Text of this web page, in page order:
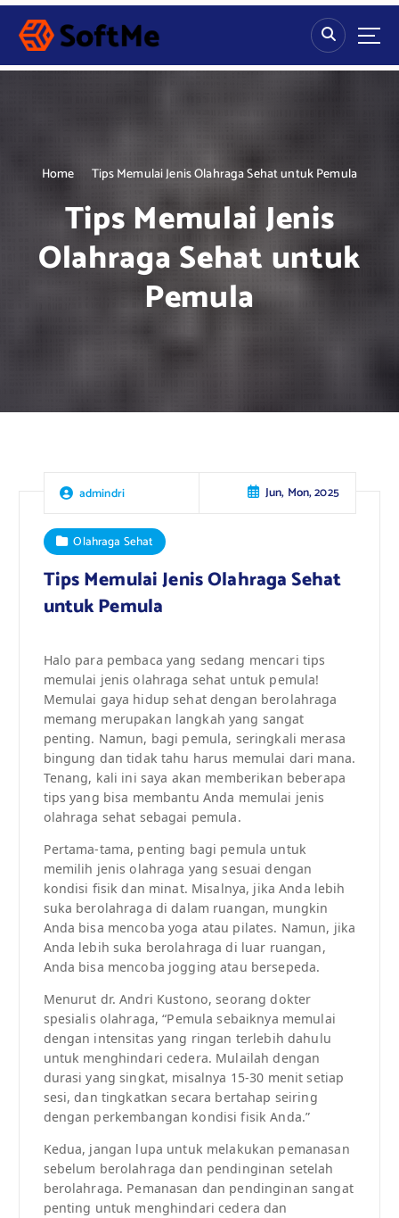
S
p
Home Tips Memulai Jenis Olahraga Sehat untuk Pemula
Tips Memulai Jenis
Olahraga Sehat untuk
Pemula
admindri Jun, Mon, 2025
Olahraga Sehat
Tips Memulai Jenis Olahraga Sehat
untuk Pemula
Halo para pembaca yang sedang mencari tips
memulai jenis olahraga sehat untuk pemula!
Memulai gaya hidup sehat dengan berolahraga
memang merupakan langkah yang sangat
penting. Namun, bagi pemula, seringkali merasa
bingung dan tidak tahu harus memulai dari mana.
Tenang, kali ini saya akan memberikan beberapa
tips yang bisa membantu Anda memulai jenis
olahraga sehat sebagai pemula.
Pertama-tama, penting bagi pemula untuk
memilih jenis olahraga yang sesuai dengan
kondisi fisik dan minat. Misalnya, jika Anda lebih
suka berolahraga di dalam ruangan, mungkin
Anda bisa mencoba yoga atau pilates. Namun, jika
Anda lebih suka berolahraga di luar ruangan,
Anda bisa mencoba jogging atau bersepeda.
Menurut dr. Andri Kustono, seorang dokter
spesialis olahraga, “Pemula sebaiknya memulai
dengan intensitas yang ringan terlebih dahulu
untuk menghindari cedera. Mulailah dengan
durasi yang singkat, misalnya 15-30 menit setiap
sesi, dan tingkatkan secara bertahap seiring
dengan perkembangan kondisi fisik Anda.”
Kedua, jangan lupa untuk melakukan pemanasan
sebelum berolahraga dan pendinginan setelah
berolahraga. Pemanasan dan pendinginan sangat
penting untuk menghindari cedera dan